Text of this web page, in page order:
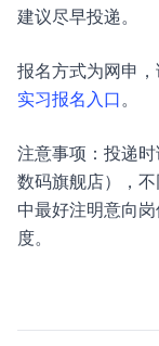
建议尽早投递。
报名方式为网申
实习报名入口。
注意事项：投递
数码旗舰店），
中最好注明意向
度。